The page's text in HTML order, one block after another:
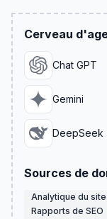
Cerveau
Chat GPT
Gemini
DeepSeek
Sources de
Analytique du site
Rapports de SEO